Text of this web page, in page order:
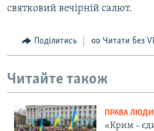
святковий вечірній салют.
Поділитись Читати без
Читайте також
ПРАВА
«Крим –